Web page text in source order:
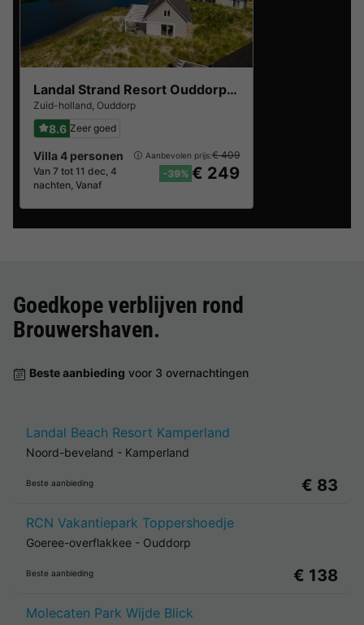
Landal Strand Resort Ouddorp Duin
Zuid-holland, Ouddorp
8.6 Zeer goed
Villa 4 personen
Van 7 tot 11 dec, 4
nachten, Vanaf
Aanbevolen prijs:€ 409
-39% € 249
Goedkope verblijven rond
Brouwershaven.
Beste aanbieding voor 3 overnachtingen
Landal Beach Resort Kamperland
Noord-beveland - Kamperland
Beste aanbieding € 83
RCN Vakantiepark Toppershoedje
Goeree-overflakkee - Ouddorp
Beste aanbieding € 138
Molecaten Park Wijde Blick